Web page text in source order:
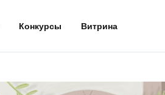
Конкурсы Витрина